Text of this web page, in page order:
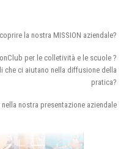
la nostra MISSION aziendale?
per le colletività e le scuole ?
che ci aiutano nella diffusione della
pratica?
nostra presentazione aziendale